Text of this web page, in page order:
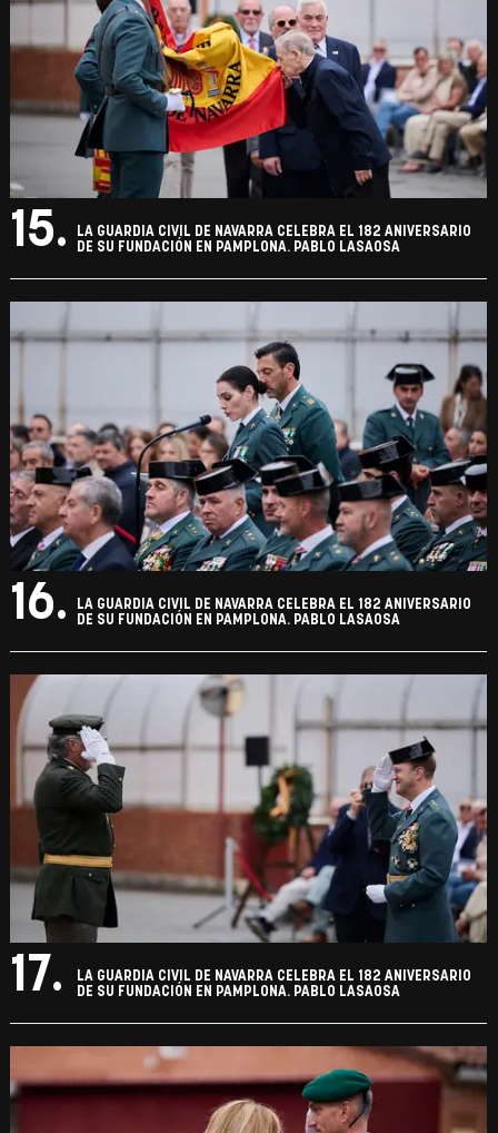
15.
LA GUARDIA CIVIL DE NAVARRA CELEBRA EL 182 ANIVERSARIO
DE SU FUNDACIÓN EN PAMPLONA. PABLO LASAOSA
16.
LA GUARDIA CIVIL DE NAVARRA CELEBRA EL 182 ANIVERSARIO
DE SU FUNDACIÓN EN PAMPLONA. PABLO LASAOSA
17.
LA GUARDIA CIVIL DE NAVARRA CELEBRA EL 182 ANIVERSARIO
DE SU FUNDACIÓN EN PAMPLONA. PABLO LASAOSA